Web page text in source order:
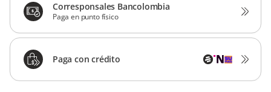
Corresponsales Bancolombia
Paga en punto físico
Paga con crédito